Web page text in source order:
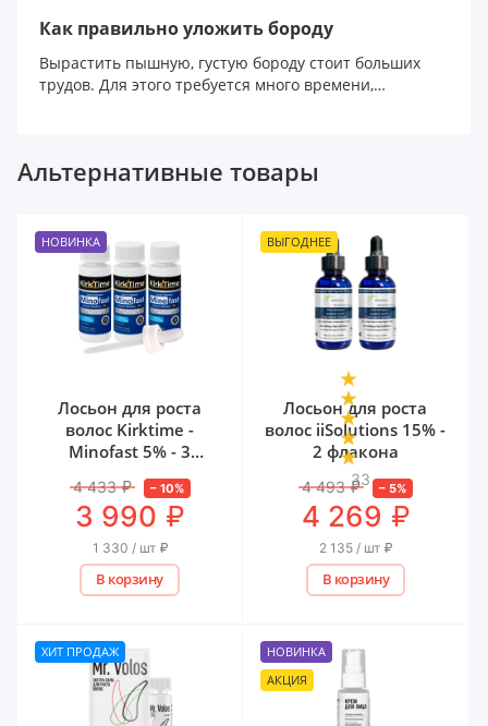
Как правильно уложить бороду
Вырастить пышную, густую бороду стоит больших
трудов. Для этого требуется много времени,
Альтернативные товары
НОВИНКА
Лосьон для роста
волос Kirktime -
Minofast 5% - 3
флакона
4 433 ₽ – 10%
3 990 ₽
1 330 / шт ₽
В корзину
ВЫГОДНЕЕ
33
Лосьон для роста
волос iiSolutions 15% -
2 флакона
4 493 ₽ – 5%
4 269 ₽
2 135 / шт ₽
В корзину
ХИТ ПРОДАЖ
НОВИНКА
АКЦИЯ